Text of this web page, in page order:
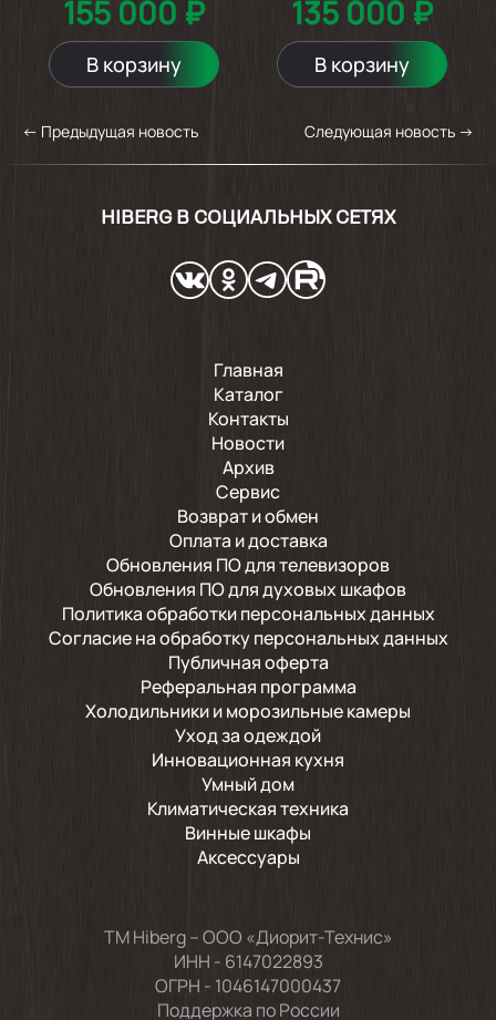
155 000 ₽
В корзину
135 000 ₽
В корзину
← Предыдущая новость Следующая новость →
HIBERG В СОЦИАЛЬНЫХ СЕТЯХ
Главная
Каталог
Контакты
Новости
Архив
Сервис
Возврат и обмен
Оплата и доставка
Обновления ПО для телевизоров
Обновления ПО для духовых шкафов
Политика обработки персональных данных
Согласие на обработку персональных данных
Публичная оферта
Реферальная программа
Холодильники и морозильные камеры
Уход за одеждой
Инновационная кухня
Умный дом
Климатическая техника
Винные шкафы
Аксессуары
TM Hiberg – ООО «Диорит-Технис»
ИНН - 6147022893
ОГРН - 1046147000437
Поддержка по России